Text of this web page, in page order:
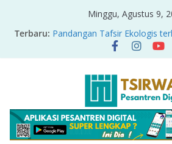
Minggu, Agustus 9,
Terbaru: Pandangan Tafsir Ekologis
Nikel di Raja Ampat
PRODUK RELASI KUASA-
Sirah Nabawiyah
Oversharing dan Privasi dalam
Ayat Bicara Soal Curhat di
Menyikapi Fatherless, Kisah
Cerminan